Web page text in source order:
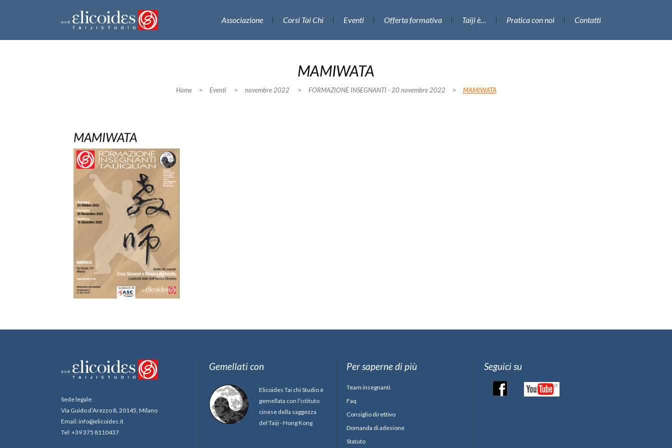
Associazione Corsi Tai Chi Eventi Offerta formativa Taiji è… Pratica con noi Contatti
MAMIWATA
Home > Eventi > novembre 2022 > FORMAZIONE INSEGNANTI - 20 novembre 2022 > MAMIWATA
MAMIWATA
Sede legale:
Via Guido d’Arezzo 8, 20145, Milano
Email: info@elicoides.it
Tel: +39 375 8110437
Gemellati con
Elicoides Tai chi Studio è
gemellata con l'istituto
cinese della saggezza
del Taiji - Hong Kong
Per saperne di più
Team insegnanti
Faq
Consiglio direttivo
Domanda di adesione
Statuto
Seguici su